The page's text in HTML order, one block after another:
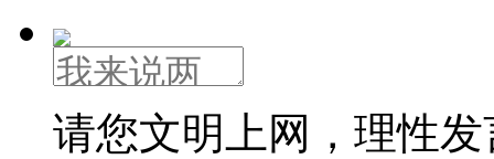
请您文明上网，理性